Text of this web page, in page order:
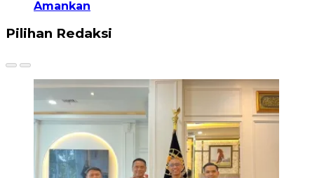
Amankan
Pilihan Redaksi